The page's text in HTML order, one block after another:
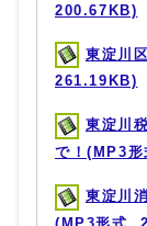
200.67KB)
東淀川
261.19KB)
東淀川
で！(MP3
東淀川